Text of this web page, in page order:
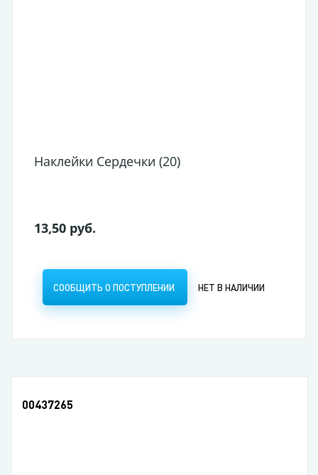
Наклейки Сердечки (20)
13,50 руб.
СООБЩИТЬ О ПОСТУПЛЕНИИ НЕТ В НАЛИЧИИ
00437265